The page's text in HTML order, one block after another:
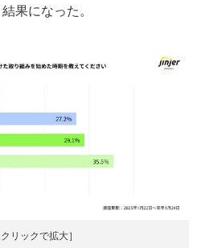
果になった。
クリックで拡大］